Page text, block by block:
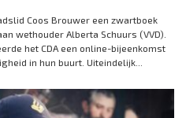
Coos Brouwer een zwartboek
wethouder Alberta Schuurs (VVD).
het CDA een online-bijeenkomst
in hun buurt. Uiteindelijk...